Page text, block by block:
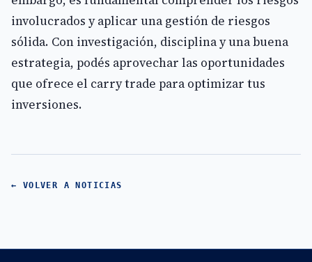
involucrados y aplicar una gestión de riesgos
sólida. Con investigación, disciplina y una buena
estrategia, podés aprovechar las oportunidades
que ofrece el carry trade para optimizar tus
inversiones.
← VOLVER A NOTICIAS